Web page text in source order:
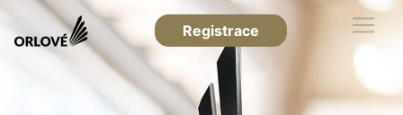
Registrace